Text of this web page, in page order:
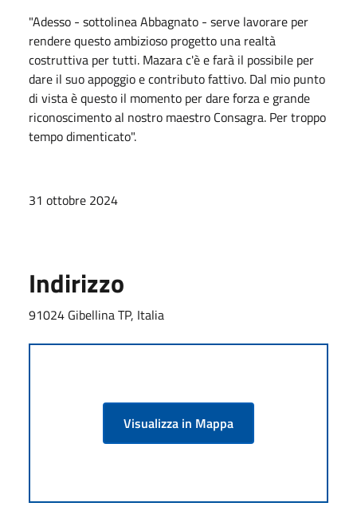
"Adesso - sottolinea Abbagnato - serve lavorare per
rendere questo ambizioso progetto una realtà
costruttiva per tutti. Mazara c'è e farà il possibile per
dare il suo appoggio e contributo fattivo. Dal mio punto
di vista è questo il momento per dare forza e grande
riconoscimento al nostro maestro Consagra. Per troppo
tempo dimenticato".
31 ottobre 2024
Indirizzo
91024 Gibellina TP, Italia
Visualizza in Mappa